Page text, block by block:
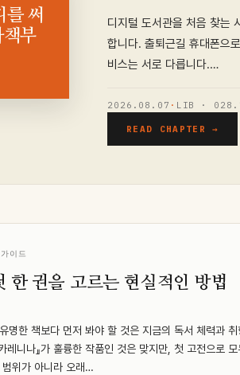
를 써
부
디지털 도서관을 처음 찾는
합니다. 출퇴근길 휴대폰으
비스는 서로 다릅니다.…
2026.08.07 · LIB ·
READ CHAPTER →
이드
한 권을 고르는 현실적인 방법
명한 책보다 먼저 봐야 할 것은 지금의 독서 체력과 취
카레니나』가 훌륭한 작품인 것은 맞지만, 첫 고전으로 모
위가 아니라 오래…